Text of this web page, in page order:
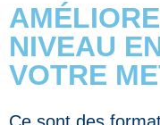
NIVEAU
VOTRE